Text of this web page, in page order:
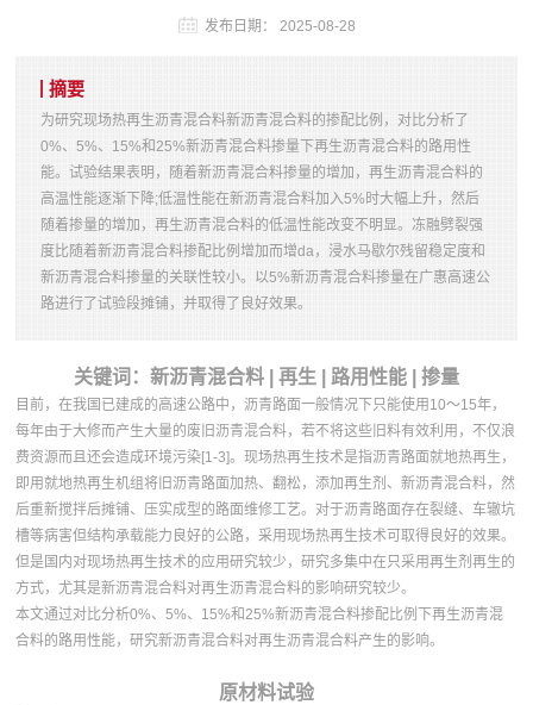
发布日期： 2025-08-28
摘要
为研究现场热再生沥青混合料新沥青混合料的掺配比例，对比分析了
0%、5%、15%和25%新沥青混合料掺量下再生沥青混合料的路用性
能。试验结果表明，随着新沥青混合料掺量的增加，再生沥青混合料的
高温性能逐渐下降;低温性能在新沥青混合料加入5%时大幅上升，然后
随着掺量的增加，再生沥青混合料的低温性能改变不明显。冻融劈裂强
度比随着新沥青混合料掺配比例增加而增da，浸水马歇尔残留稳定度和
新沥青混合料掺量的关联性较小。以5%新沥青混合料掺量在广惠高速公
路进行了试验段摊铺，并取得了良好效果。
关键词：新沥青混合料 | 再生 | 路用性能 | 掺量
目前，在我国已建成的高速公路中，沥青路面一般情况下只能使用10～15年，
每年由于大修而产生大量的废旧沥青混合料，若不将这些旧料有效利用，不仅浪
费资源而且还会造成环境污染[1-3]。现场热再生技术是指沥青路面就地热再生，
即用就地热再生机组将旧沥青路面加热、翻松，添加再生剂、新沥青混合料，然
后重新搅拌后摊铺、压实成型的路面维修工艺。对于沥青路面存在裂缝、车辙坑
槽等病害但结构承载能力良好的公路，采用现场热再生技术可取得良好的效果。
但是国内对现场热再生技术的应用研究较少，研究多集中在只采用再生剂再生的
方式，尤其是新沥青混合料对再生沥青混合料的影响研究较少。
本文通过对比分析0%、5%、15%和25%新沥青混合料掺配比例下再生沥青混
合料的路用性能，研究新沥青混合料对再生沥青混合料产生的影响。
原材料试验